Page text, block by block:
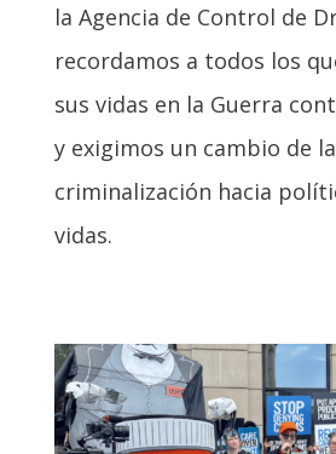
la Agencia de Control de
recordamos a todos los
sus vidas en la Guerra
y exigimos un cambio de la
criminalización hacia
vidas.